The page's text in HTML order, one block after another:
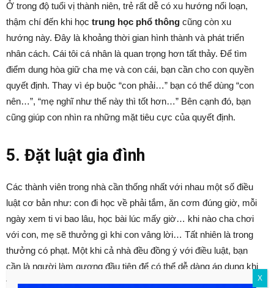
Ở trong độ tuổi vị thành niên, trẻ rất dễ có xu hướng nổi loạn,
thậm chí đến khi học trung học phổ thông cũng còn xu
hướng này. Đây là khoảng thời gian hình thành và phát triển
nhân cách. Cái tôi cá nhân là quan trọng hơn tất thảy. Để tìm
điểm dung hòa giữ cha mẹ và con cái, bạn cần cho con quyền
quyết định. Thay vì ép buộc “con phải…” bạn có thể dùng “con
nên…”, “mẹ nghĩ như thế này thì tốt hơn…” Bên cạnh đó, bạn
cũng giúp con nhìn ra những mặt tiêu cực của quyết định.
5. Đặt luật gia đình
Các thành viên trong nhà cần thống nhất với nhau một số điều
luật cơ bản như: con đi học về phải tắm, ăn cơm đúng giờ, mỗi
ngày xem ti vi bao lâu, học bài lúc mấy giờ… khi nào cha chơi
với con, mẹ sẽ thưởng gì khi con vâng lời… Tất nhiên là trong
thưởng có phạt. Một khi cả nhà đều đồng ý với điều luật, bạn
cần là người làm gương đầu tiên để có thể dễ dàng áp dụng khi
trẻ làm sai.
X